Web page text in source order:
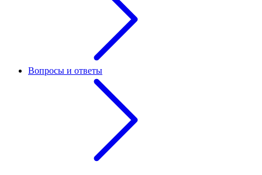
Вопросы и ответы